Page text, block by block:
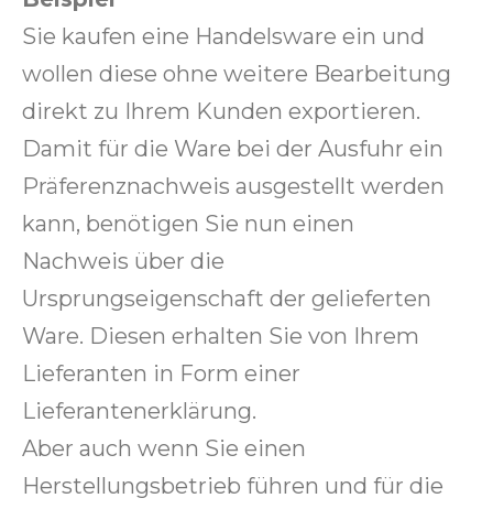
Sie kaufen eine Handelsware ein und
wollen diese ohne weitere Bearbeitung
direkt zu Ihrem Kunden exportieren.
Damit für die Ware bei der Ausfuhr ein
Präferenznachweis ausgestellt werden
kann, benötigen Sie nun einen
Nachweis über die
Ursprungseigenschaft der gelieferten
Ware. Diesen erhalten Sie von Ihrem
Lieferanten in Form einer
Lieferantenerklärung.
Aber auch wenn Sie einen
Herstellungsbetrieb führen und für die